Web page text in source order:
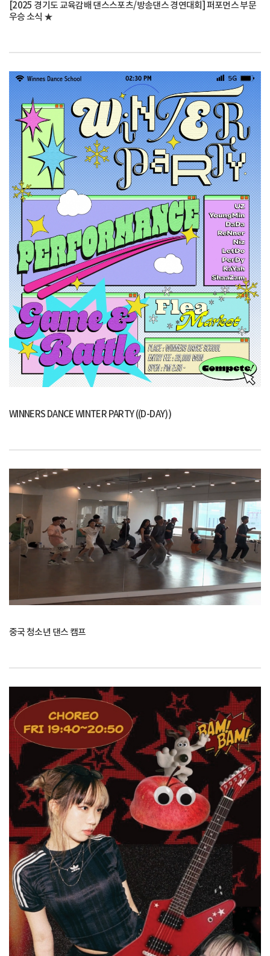
[2025 경기도 교육감배 댄스스포츠/방송댄스 경연대회] 퍼포먼스 부문
우승 소식 ★
WINNERS DANCE WINTER PARTY ((D-DAY))
중국 청소년 댄스 캠프